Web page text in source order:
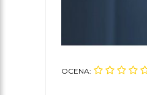
OCENA: